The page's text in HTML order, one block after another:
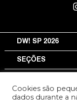
DW! SP 2026
SEÇÕES
Cookies são
dados durante a